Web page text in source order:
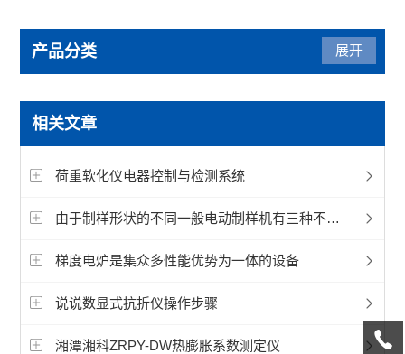
产品分类
型砂型壳铸造仪器
混砂机
电动透气性测定仪
粘土试验仪
高温自重变形装置
查看全部 >>
展开
相关文章
荷重软化仪电器控制与检测系统
由于制样形状的不同一般电动制样机有三种不同设备
梯度电炉是集众多性能优势为一体的设备
说说数显式抗折仪操作步骤
湘潭湘科ZRPY-DW热膨胀系数测定仪